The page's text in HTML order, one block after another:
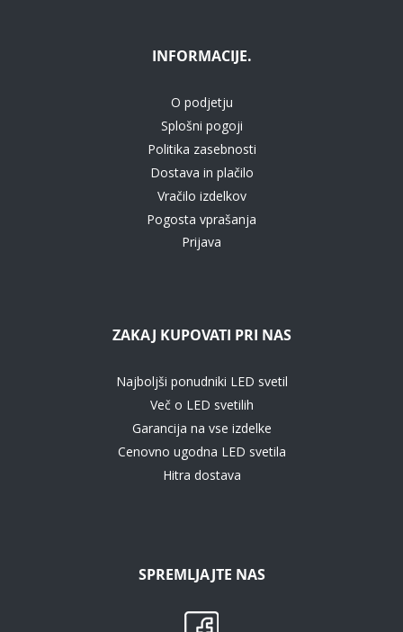
INFORMACIJE.
O podjetju
Splošni pogoji
Politika zasebnosti
Dostava in plačilo
Vračilo izdelkov
Pogosta vprašanja
Prijava
ZAKAJ KUPOVATI PRI NAS
Najboljši ponudniki LED svetil
Več o LED svetilih
Garancija na vse izdelke
Cenovno ugodna LED svetila
Hitra dostava
SPREMLJAJTE NAS